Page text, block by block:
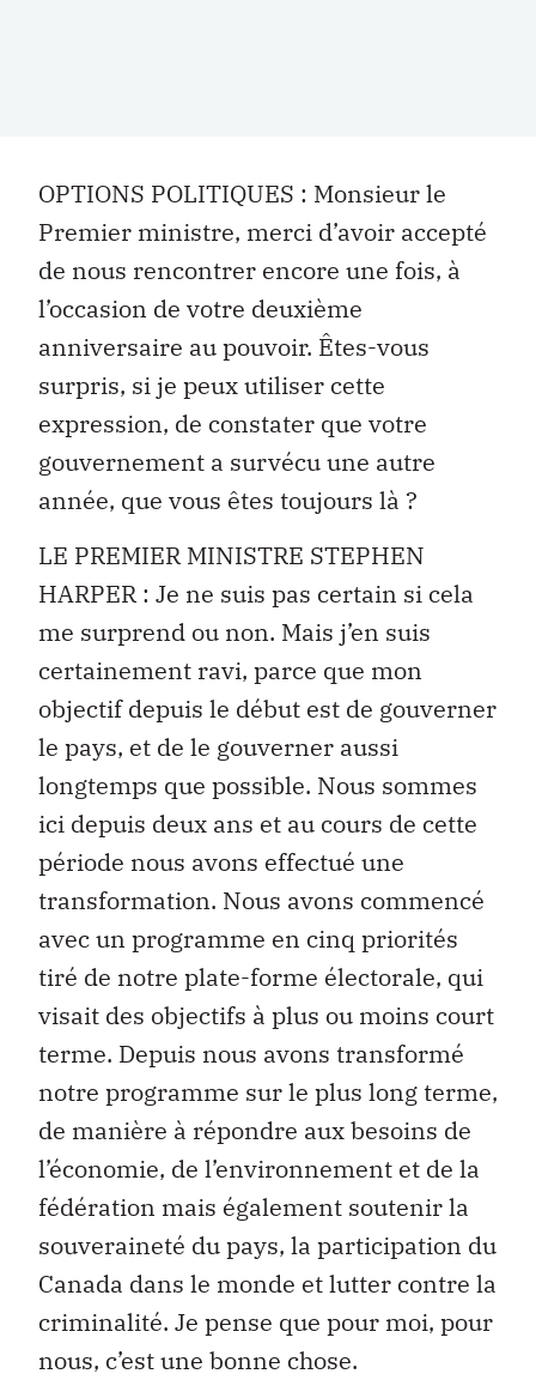
OPTIONS POLITIQUES : Monsieur le
Premier ministre, merci d’avoir accepté
de nous rencontrer encore une fois, à
l’occasion de votre deuxième
anniversaire au pouvoir. Êtes-vous
surpris, si je peux utiliser cette
expression, de constater que votre
gouvernement a survécu une autre
année, que vous êtes toujours là ?
LE PREMIER MINISTRE STEPHEN
HARPER : Je ne suis pas certain si cela
me surprend ou non. Mais j’en suis
certainement ravi, parce que mon
objectif depuis le début est de gouverner
le pays, et de le gouverner aussi
longtemps que possible. Nous sommes
ici depuis deux ans et au cours de cette
période nous avons effectué une
transformation. Nous avons commencé
avec un programme en cinq priorités
tiré de notre plate-forme électorale, qui
visait des objectifs à plus ou moins court
terme. Depuis nous avons transformé
notre programme sur le plus long terme,
de manière à répondre aux besoins de
l’économie, de l’environnement et de la
fédération mais également soutenir la
souveraineté du pays, la participation du
Canada dans le monde et lutter contre la
criminalité. Je pense que pour moi, pour
nous, c’est une bonne chose.